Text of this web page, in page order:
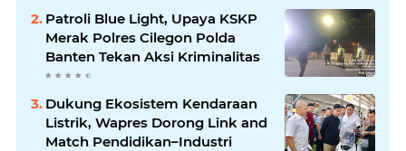
Patroli Blue Light, Upaya KSKP
Merak Polres Cilegon Polda
Banten Tekan Aksi Kriminalitas
Dukung Ekosistem Kendaraan
Listrik, Wapres Dorong Link and
Match Pendidikan–Industri